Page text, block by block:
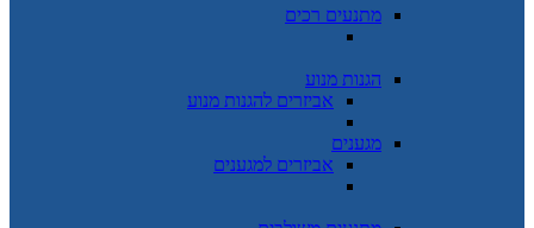
מתנעים רכים
הגנות מנוע
אביזרים להגנות מנוע
מגענים
אביזרים למגענים